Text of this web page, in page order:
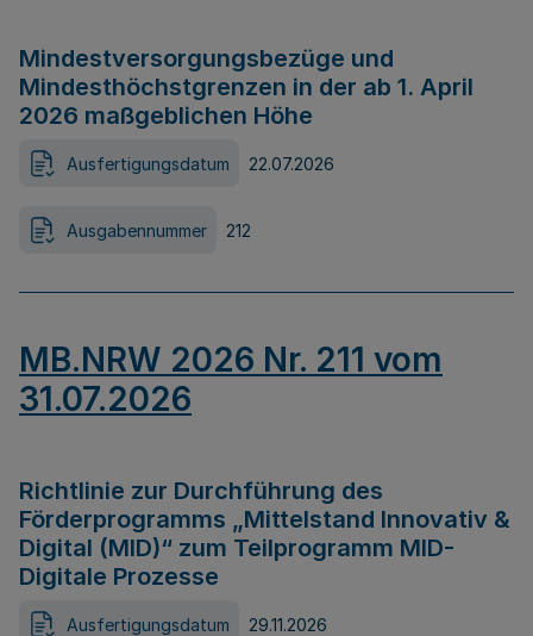
Mindestversorgungsbezüge und
Mindesthöchstgrenzen in der ab 1. April
2026 maßgeblichen Höhe
Ausfertigungsdatum 22.07.2026
Ausgabennummer 212
MB.NRW 2026 Nr. 211 vom
31.07.2026
Richtlinie zur Durchführung des
Förderprogramms „Mittelstand Innovativ &
Digital (MID)“ zum Teilprogramm MID-
Digitale Prozesse
Ausfertigungsdatum 29.11.2026